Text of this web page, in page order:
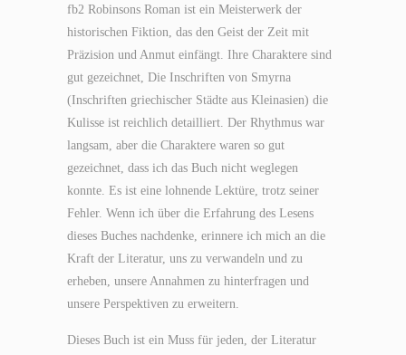
fb2 Robinsons Roman ist ein Meisterwerk der
historischen Fiktion, das den Geist der Zeit mit
Präzision und Anmut einfängt. Ihre Charaktere sind
gut gezeichnet, Die Inschriften von Smyrna
(Inschriften griechischer Städte aus Kleinasien) die
Kulisse ist reichlich detailliert. Der Rhythmus war
langsam, aber die Charaktere waren so gut
gezeichnet, dass ich das Buch nicht weglegen
konnte. Es ist eine lohnende Lektüre, trotz seiner
Fehler. Wenn ich über die Erfahrung des Lesens
dieses Buches nachdenke, erinnere ich mich an die
Kraft der Literatur, uns zu verwandeln und zu
erheben, unsere Annahmen zu hinterfragen und
unsere Perspektiven zu erweitern.
Dieses Buch ist ein Muss für jeden, der Literatur